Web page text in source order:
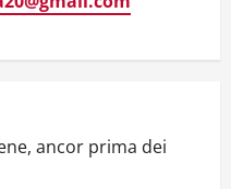
ancor prima dei